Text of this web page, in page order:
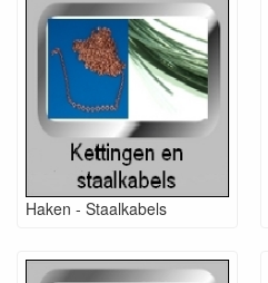
Haken - Staalkabels